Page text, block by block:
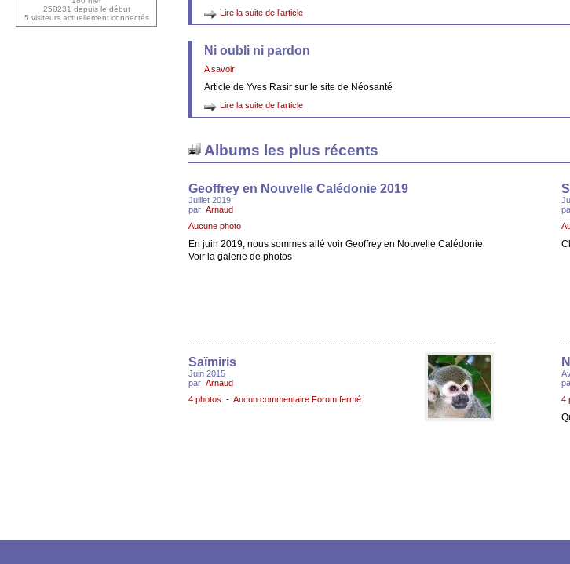
Lire la suite de l’article
Ni oubli ni pardon
A savoir
Article de Yves Rasir sur le site de Néosanté
Lire la suite de l’article
Albums les plus récents
Geoffrey en Nouvelle Calédonie 2019
Juillet 2019
par Arnaud
Aucune photo
En juin 2019, nous sommes allé voir Geoffrey en Nouvelle Calédonie
Voir la galerie de photos
Saïmiris
Juin 2015
par Arnaud
4 photos - Aucun commentaire Forum fermé
4
250231 depuis le début
5 visiteurs actuellement connectés